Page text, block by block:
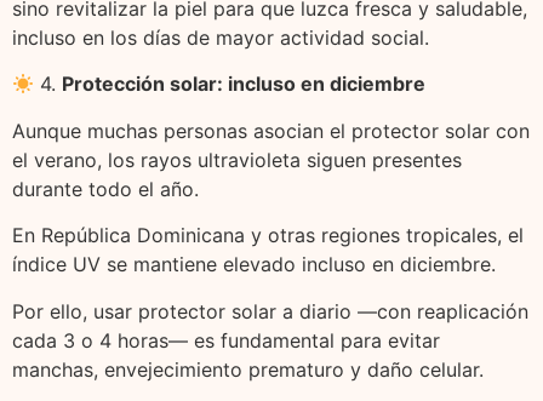
sino revitalizar la piel para que luzca fresca y saludable,
incluso en los días de mayor actividad social.
4. Protección solar: incluso en diciembre
Aunque muchas personas asocian el protector solar con
el verano, los rayos ultravioleta siguen presentes
durante todo el año.
En República Dominicana y otras regiones tropicales, el
índice UV se mantiene elevado incluso en diciembre.
Por ello, usar protector solar a diario —con reaplicación
cada 3 o 4 horas— es fundamental para evitar
manchas, envejecimiento prematuro y daño celular.